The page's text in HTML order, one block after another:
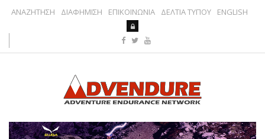
ΑΝΑΖΗΤΗΣΗ ΔΙΑΦΗΜΙΣΗ ΕΠΙΚΟΙΝΩΝΙΑ ΔΕΛΤΙΑ ΤΥΠΟΥ ENGLISH